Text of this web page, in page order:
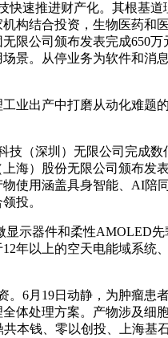
速推进财产化。其根基
构结合投资，生物医药和
限公司颁布发表完成650
景。从停业务为软件和消
出产中打磨从动化难题
（深圳）无限公司完成
海）股份无限公司颁布发
使用涵盖具身智能、AI陪
投。
示器件和柔性AMOLED
年以上的空天电能域系统
6月19日动静，为肿瘤患
体处理方案。产物涉及细
本钱、零以创投、上海基